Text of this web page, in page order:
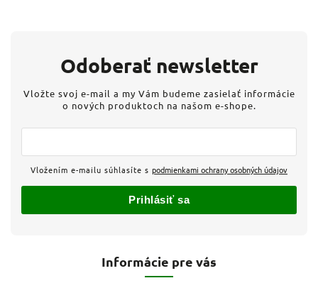
Informácie pre vás
Odoberať newsletter
Vložte svoj e-mail a my Vám budeme zasielať informácie
o nových produktoch na našom e-shope.
Vložením e-mailu súhlasíte s podmienkami ochrany osobných údajov
Prihlásiť sa